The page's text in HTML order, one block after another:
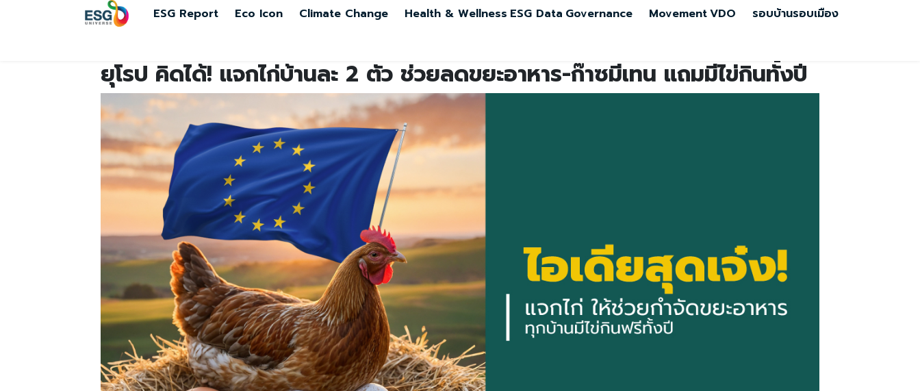
ESG Report Eco Icon Climate Change Health & Wellness ESG Data Governance MovementVDO รอบบ้านรอบเมือง
ยุโรป คิดได้! แจกไก่บ้านละ 2 ตัว ช่วยลดขยะอาหาร-ก๊าซมีเทน แถมมีไข่กินทั้งปี